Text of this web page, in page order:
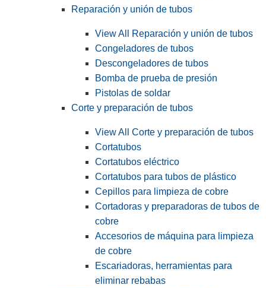
Reparación y unión de tubos
View All Reparación y unión de tubos
Congeladores de tubos
Descongeladores de tubos
Bomba de prueba de presión
Pistolas de soldar
Corte y preparación de tubos
View All Corte y preparación de tubos
Cortatubos
Cortatubos eléctrico
Cortatubos para tubos de plástico
Cepillos para limpieza de cobre
Cortadoras y preparadoras de tubos de
cobre
Accesorios de máquina para limpieza
de cobre
Escariadoras, herramientas para
eliminar rebabas